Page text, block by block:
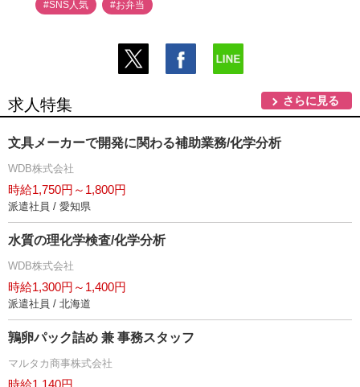
#SNS人気 #お弁当
求人特集 さらに見る
文具メーカーで開発に関わる補助業務/化学分析
WDB株式会社
時給1,750円～1,800円
派遣社員 / 愛知県
水質の理化学検査/化学分析
WDB株式会社
時給1,300円～1,400円
派遣社員 / 北海道
鶉卵パック詰め 兼 事務スタッフ
マルタカ商事株式会社